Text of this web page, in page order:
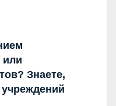
или
Знаете,